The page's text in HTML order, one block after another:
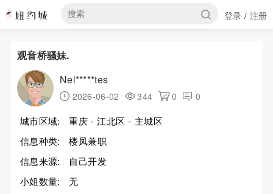
登录 / 注册
观音桥骚妹.
Nel*****tes
2026-06-02 344 0 0
城市区域:
重庆 - 江北区 - 主城区
信息种类:
楼凤兼职
信息来源:
自己开发
小姐数量:
无